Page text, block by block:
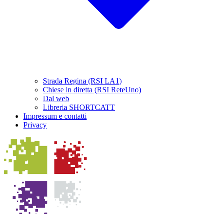
Strada Regina (RSI LA1)
Chiese in diretta (RSI ReteUno)
Dal web
Libreria SHORTCATT
Impressum e contatti
Privacy